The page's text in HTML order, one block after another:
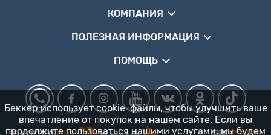
КОМПАНИЯ
ПОЛЕЗНАЯ ИНФОРМАЦИЯ
ПОМОЩЬ
Беккер использует cookie-файлы, чтобы улучшить ваше
впечатление от покупок на нашем сайте. Если вы
продолжите пользоваться нашими услугами, мы будем